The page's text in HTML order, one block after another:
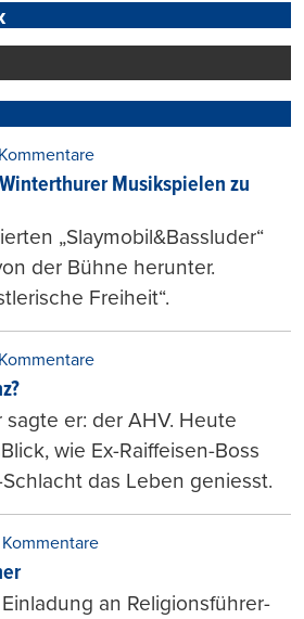
Musikspielen zu
„Slaymobil&Bassluder“
der Bühne herunter.
Freiheit“.
er: der AHV. Heute
wie Ex-Raiffeisen-Boss
das Leben geniesst.
Kommentare
an Religionsführer-